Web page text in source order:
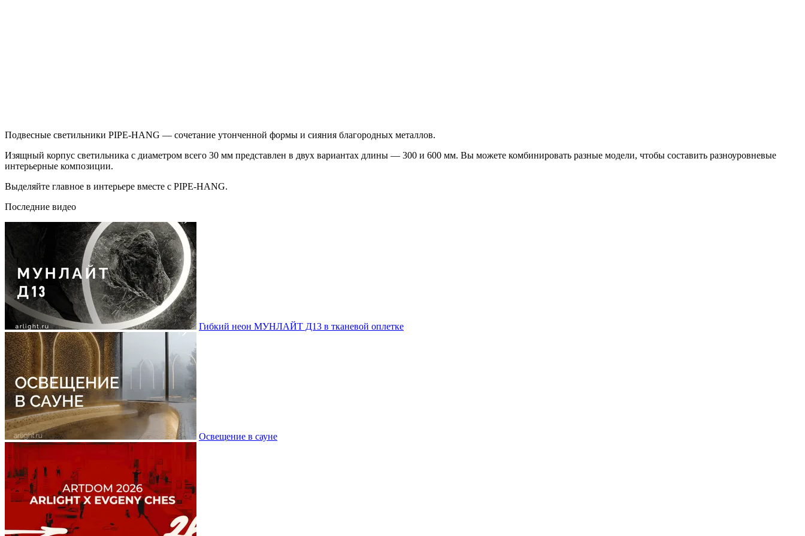
Подвесные светильники PIPE-HANG — сочетание утонченной формы и сияния благородных металлов.
Изящный корпус светильника с диаметром всего 30 мм представлен в двух вариантах длины — 300 и 600 мм. Вы можете комбинировать разные модели, чтобы составить разноуровневые
интерьерные композиции.
Выделяйте главное в интерьере вместе с PIPE-HANG.
Последние видео
Гибкий неон МУНЛАЙТ Д13 в тканевой оплетке
Освещение в сауне